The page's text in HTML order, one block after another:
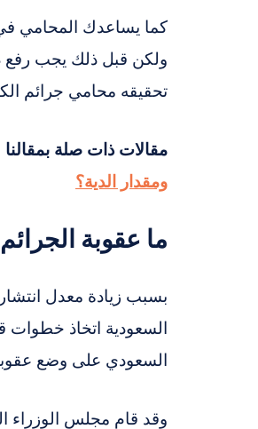
كما يساعدك المحامي في
ولكن قبل ذلك يجب رفع
تحقيقه محامي جرائم
مقالات ذات صلة
ومقدار الدية؟
ما عقوبة
بسبب زيادة معدل
السعودية اتخاذ خطوات
السعودي على وضع عقوبة
وقد قام مجلس الوزراء